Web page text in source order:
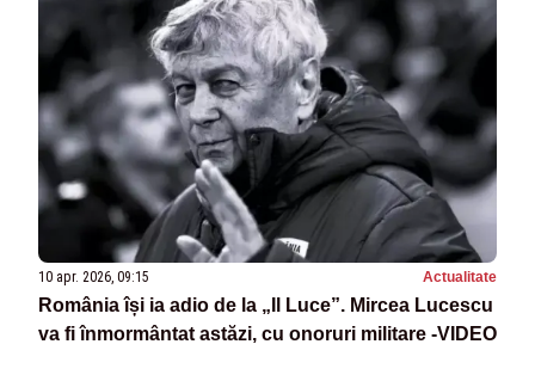
10 apr. 2026, 09:15 Actualitate
România își ia adio de la „Il Luce”. Mircea Lucescu
va fi înmormântat astăzi, cu onoruri militare -VIDEO